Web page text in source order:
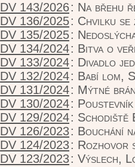
DV 143/2026: Na břehu
DV 136/2025: Chvilku se
DV 135/2025:
DV 134/2024: Bitva o
DV 133/2024: Divadlo
DV 132/2024: Babí lom,
DV 131/2024: Mýtné
DV 130/2024: Poustevník
DV 129/2024: Schodiště
DV 126/2023: Bouchání
DV 124/2023: Rozhovor
DV 123/2023: Výslech,